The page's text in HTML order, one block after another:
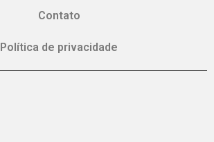
Contato
Política de privacidade